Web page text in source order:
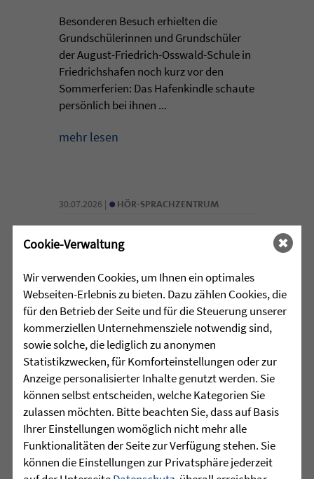
Besonderen Besuch erhielten die
Grundschülerinnen und Grundschüler
der August-Friedrich-Osswald-Schule in
Friedrichshafen noch kurz vor den
Sommerferien: Das Hafenkindle schaute
persönlich bei ihnen ...
mehr lesen
30.07.2026 | • HÖR-SPRACHZENTRUM
Schulschach-Erfolge
Viel Zeit und Engagement stecken in den
Erfolgen der Schulschach-
Mannschaften von Leopoldschule
Altshausen und Schule am Wolfsbühl
Wilhelmsdorf. ...
mehr lesen
29.07.2026 |• JUGENDHILFE
Vertrauen. Mehr braucht es
Cookie-Verwaltung
Wir verwenden Cookies, um Ihnen ein optimales
Webseiten-Erlebnis zu bieten. Dazu zählen Cookies, die
für den Betrieb der Seite und für die Steuerung unserer
kommerziellen Unternehmensziele notwendig sind,
sowie solche, die lediglich zu anonymen
Statistikzwecken, für Komforteinstellungen oder zur
Anzeige personalisierter Inhalte genutzt werden. Sie
können selbst entscheiden, welche Kategorien Sie
zulassen möchten. Bitte beachten Sie, dass auf Basis
Ihrer Einstellungen womöglich nicht mehr alle
Funktionalitäten der Seite zur Verfügung stehen. Sie
können die Einstellungen zur Privatsphäre jederzeit